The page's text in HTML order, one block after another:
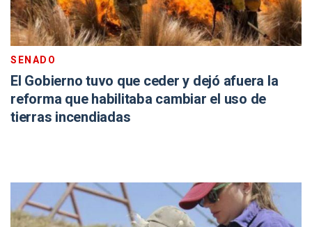
SENADO
El Gobierno tuvo que ceder y dejó afuera la
reforma que habilitaba cambiar el uso de
tierras incendiadas